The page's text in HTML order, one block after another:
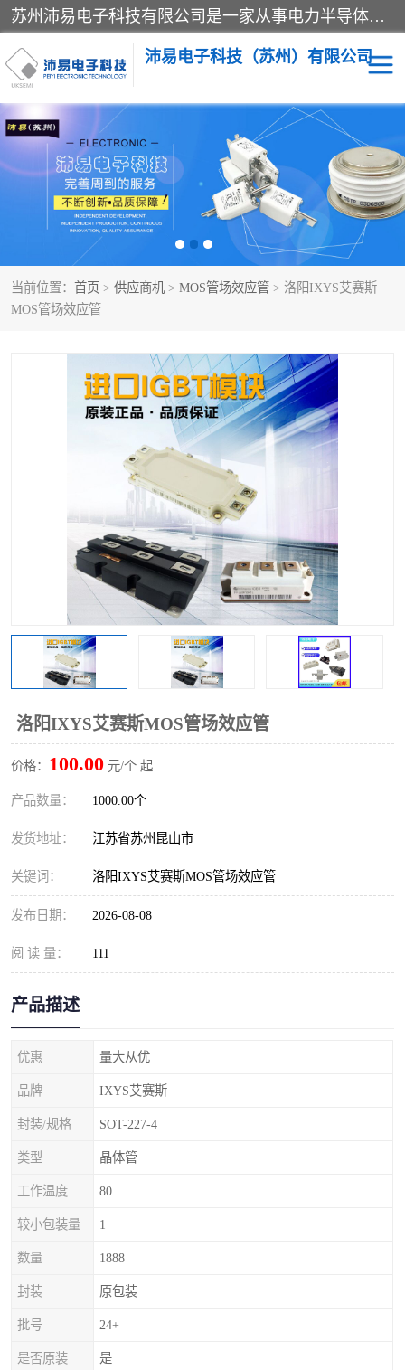
苏州沛易电子科技有限公司是一家从事电力半导体器件和电子元器件的专业代理及分销商，产品包括：IGBT模块、IPM模块、PIM模块、二极管、三极管、可控硅、整流桥、IGBT单管、IGBT电路驱动板、GTR达林顿模块、快恢复二极管、肖特基二极管、熔断器、IC集成电路、快速熔断器等。
沛易电子科技（苏州）有限公司
当前位置： 首页 > 供应商机 > MOS管场效应管 > 洛阳IXYS艾赛斯
MOS管场效应管
洛阳IXYS艾赛斯MOS管场效应管
价格： 100.00 元/个 起
产品数量： 1000.00个
发货地址： 江苏省苏州昆山市
关键词： 洛阳IXYS艾赛斯MOS管场效应管
发布日期： 2026-08-08
阅 读 量： 111
产品描述
优惠 量大从优
品牌 IXYS艾赛斯
封装/规格 SOT-227-4
类型 晶体管
工作温度 80
较小包装量 1
数量 1888
封装 原包装
批号 24+
是否原装 是
西门康 英飞凌
快恢复二极管 英飞凌IGBT模块
英飞凌可控硅模块 IXYS艾赛斯可控硅
SEMIKRON西门康IGBT SEMIKRON西门康可控硅
器
MOS管场效应管 晶闸管